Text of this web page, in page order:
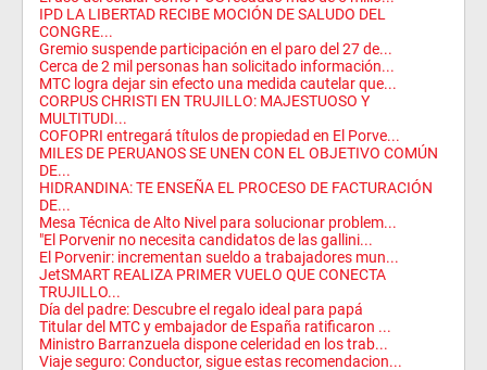
IPD LA LIBERTAD RECIBE MOCIÓN DE SALUDO DEL
CONGRE...
Gremio suspende participación en el paro del 27 de...
Cerca de 2 mil personas han solicitado información...
MTC logra dejar sin efecto una medida cautelar que...
CORPUS CHRISTI EN TRUJILLO: MAJESTUOSO Y
MULTITUDI...
COFOPRI entregará títulos de propiedad en El Porve...
MILES DE PERUANOS SE UNEN CON EL OBJETIVO COMÚN
DE...
HIDRANDINA: TE ENSEÑA EL PROCESO DE FACTURACIÓN
DE...
Mesa Técnica de Alto Nivel para solucionar problem...
"El Porvenir no necesita candidatos de las gallini...
El Porvenir: incrementan sueldo a trabajadores mun...
JetSMART REALIZA PRIMER VUELO QUE CONECTA
TRUJILLO...
Día del padre: Descubre el regalo ideal para papá
Titular del MTC y embajador de España ratificaron ...
Ministro Barranzuela dispone celeridad en los trab...
Viaje seguro: Conductor, sigue estas recomendacion...